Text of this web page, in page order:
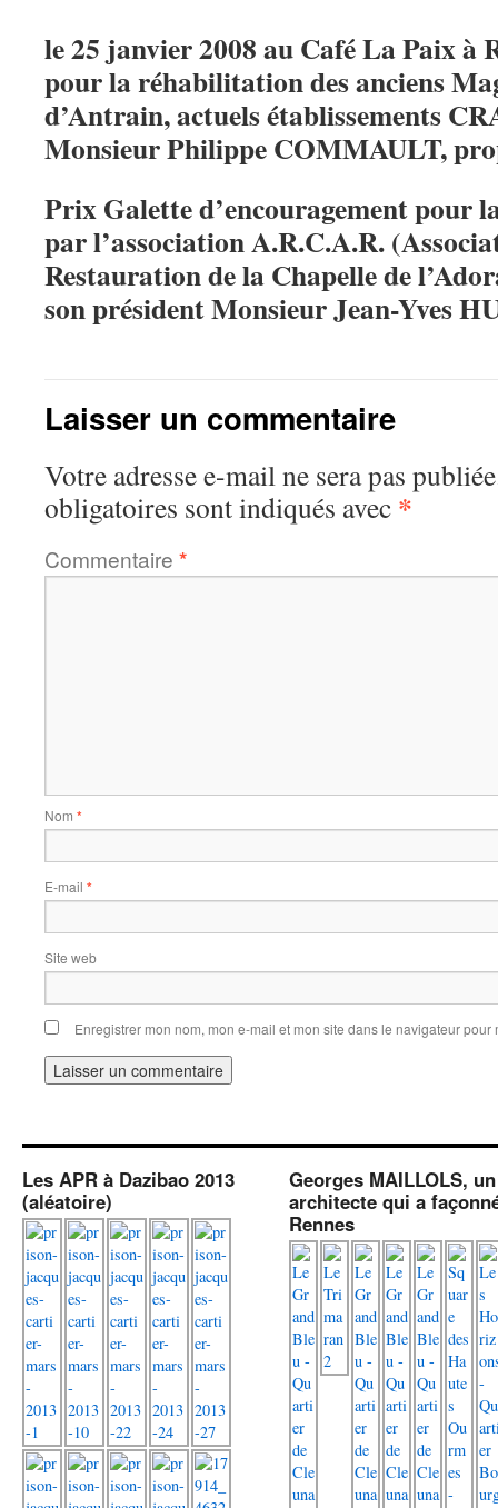
le 25 janvier 2008 au Café La Paix à
pour la réhabilitation des anciens
d’Antrain, actuels établissements
Monsieur Philippe COMMAULT,
Prix Galette d’encouragement pour
par l’association A.R.C.A.R.
Restauration de la Chapelle de
son président Monsieur Jean-Yves
Laisser un commentaire
Votre adresse e-mail ne sera pas
obligatoires sont indiqués avec *
Commentaire *
Nom *
E-mail *
Site web
Enregistrer mon nom, mon e-mail et mon site dans le navigateur
Les APR à Dazibao 2013
(aléatoire)
Georges MAILLOLS, un
architecte qui a
Rennes